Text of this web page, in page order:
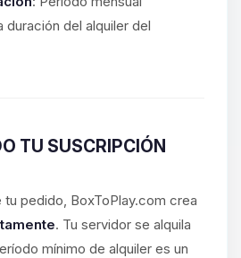
del alquiler del
TU SUSCRIPCIÓN
tu pedido, BoxToPlay.com crea
. Tu servidor se alquila
mínimo de alquiler es un
BoxToPlay. Cuentame